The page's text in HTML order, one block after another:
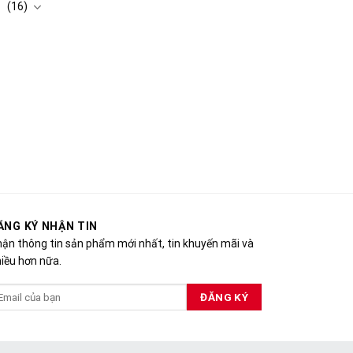
(16)
KÝ NHẬN TIN
thông tin sản phẩm mới nhất, tin khuyến mãi và
hơn nữa.